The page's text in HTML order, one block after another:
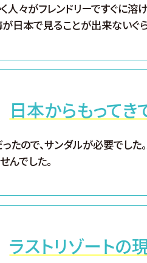
人々がフレンドリーですぐに溶
日本で見ることが出来ないぐ
日本からもって
たので、サンダルが必要でし
んでした。
ラストリゾートの